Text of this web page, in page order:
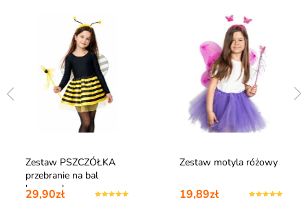
Zestaw PSZCZÓŁKA
przebranie na bal
karnawałowy
29,90zł
Zestaw motyla różowy
19,89zł